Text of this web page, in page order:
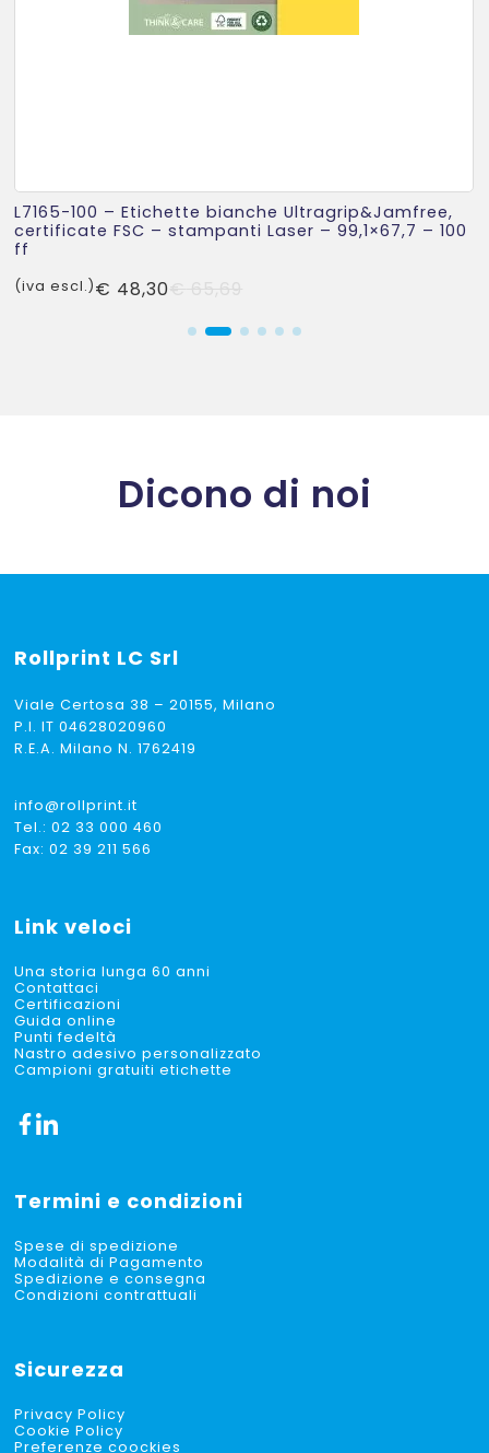
L7165-100 – Etichette bianche Ultragrip&Jamfree,
certificate FSC – stampanti Laser – 99,1×67,7 – 100
ff
originale
€ 48,30
attuale
(iva escl.)
Dicono di noi
Rollprint LC Srl
Viale Certosa 38 – 20155, Milano
P.I. IT 04628020960
R.E.A. Milano N. 1762419
info@rollprint.it
Tel.:02 33 000 460
Fax: 02 39 211 566
Link veloci
Una storia lunga 60 anni
Contattaci
Certificazioni
Guida online
Punti fedeltà
Nastro adesivo personalizzato
Campioni gratuiti etichette
Termini e condizioni
Spese di spedizione
Modalità di Pagamento
Spedizione e consegna
Condizioni contrattuali
Sicurezza
Privacy Policy
Cookie Policy
Preferenze coockies